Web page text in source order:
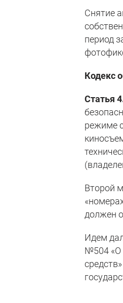
Снятие
период
Кодекс
Статья
режиме
Второй
должен
Идем
№504 «О